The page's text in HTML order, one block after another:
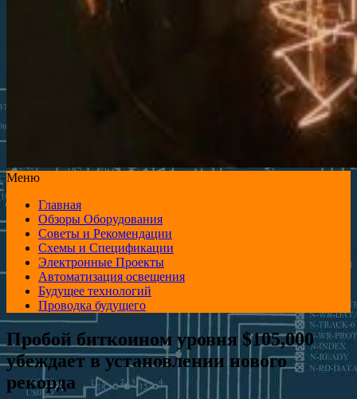
Меню
Главная
Обзоры Оборудования
Советы и Рекомендации
Схемы и Спецификации
Электронные Проекты
Автоматизация освещения
Будущее технологий
Проводка будущего
Пробой биткоином уровня $105,000
убеждает в установлении нового
рекорда